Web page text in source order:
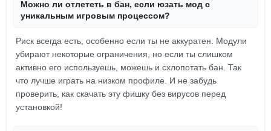
Можно ли отлететь в бан, если юзать мод с
уникальным игровым процессом?
Риск всегда есть, особенно если ты не аккуратен. Модули
убирают некоторые ограничения, но если ты слишком
активно его используешь, можешь и схлопотать бан. Так
что лучше играть на низком профиле. И не забудь
проверить, как скачать эту фишку без вирусов перед
установкой!